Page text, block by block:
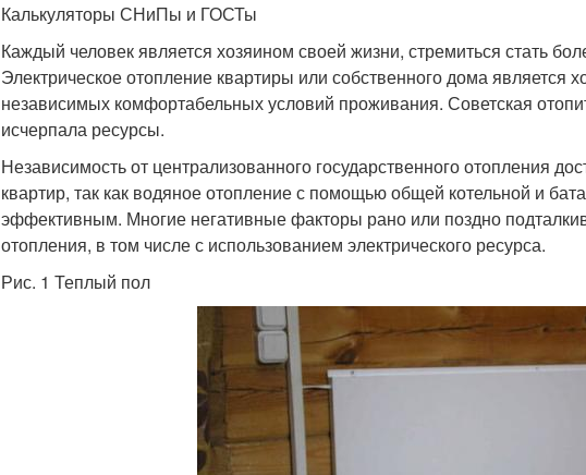
Калькуляторы СНиПы и ГОСТы
Каждый человек является хозяином своей жизни, стремиться стать
Электрическое отопление квартиры или собственного дома является
независимых комфортабельных условий проживания. Советская
исчерпала ресурсы.
Независимость от централизованного государственного отопления
квартир, так как водяное отопление с помощью общей котельной и
эффективным. Многие негативные факторы рано или поздно
отопления, в том числе с использованием электрического ресурса.
Рис. 1 Теплый пол